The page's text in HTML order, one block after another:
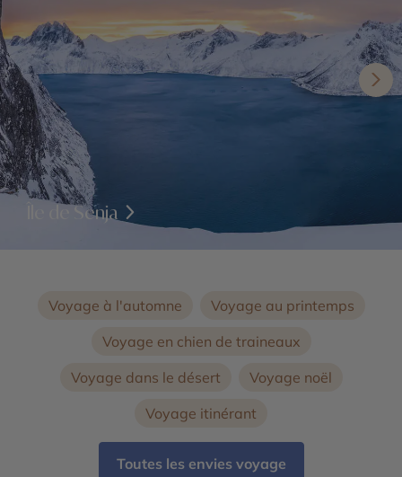
Île de Senja
Voyage à l'automne
Voyage au printemps
Voyage en chien de traineaux
Voyage dans le désert
Voyage noël
Voyage itinérant
Toutes les envies voyage